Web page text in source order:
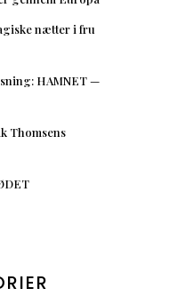
nætter i fru
HAMNET —
Thomsens